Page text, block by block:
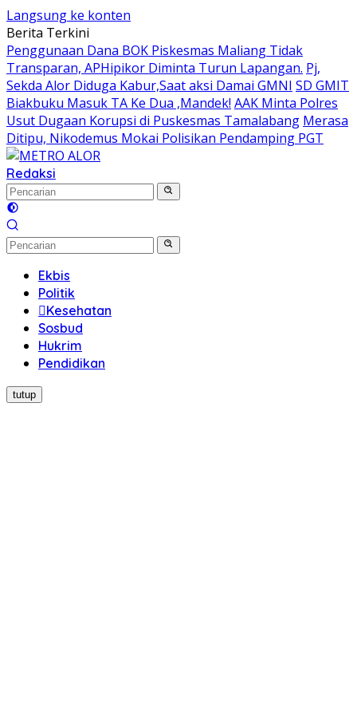
Langsung ke konten
Berita Terkini
Penggunaan Dana BOK Piskesmas Maliang Tidak
Transparan, APHipikor Diminta Turun Lapangan. Pj,
Sekda Alor Diduga Kabur,Saat aksi Damai GMNI SD GMIT
Biakbuku Masuk TA Ke Dua ,Mandek! AAK Minta Polres
Usut Dugaan Korupsi di Puskesmas Tamalabang Merasa
Ditipu, Nikodemus Mokai Polisikan Pendamping PGT
Redaksi
Ekbis
Politik
Kesehatan
Sosbud
Hukrim
Pendidikan
tutup